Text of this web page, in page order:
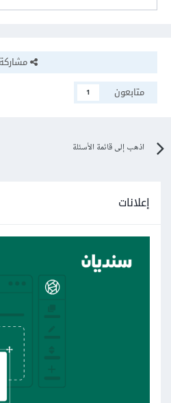
مشاركة
متابعون
1
اذهب إلى قائمة الأسئلة
إعلانات